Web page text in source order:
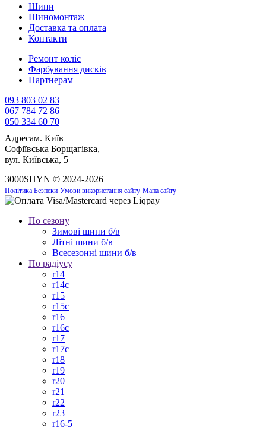
Шини
Шиномонтаж
Доставка та оплата
Контакти
Ремонт коліс
Фарбування дисків
Партнерам
093 803 02 83
067 784 72 86
050 334 60 70
Адресам. Київ
Софіївська Борщагівка,
вул. Київська, 5
3000SHYN © 2024-2026
Політика Безпеки Умови використання сайту Мапа сайту
По сезону
Зимові шини б/в
Літні шини б/в
Всесезонні шини б/в
По радіусу
r14
r14c
r15
r15c
r16
r16c
r17
r17c
r18
r19
r20
r21
r22
r23
r16-5